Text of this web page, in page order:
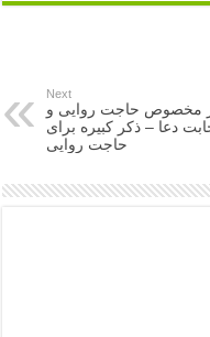
Next
مخصوص حاجت روایی و
دعا – ذکر کبیره برای
حاجت روایی